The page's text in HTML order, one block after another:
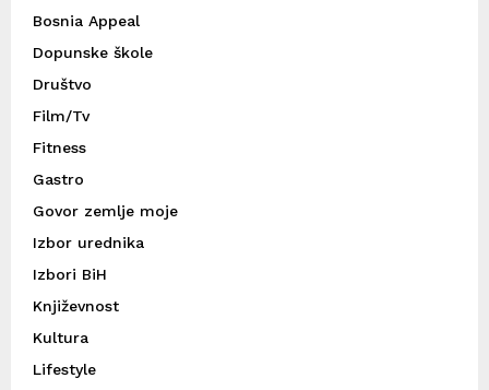
Bosnia Appeal
Dopunske škole
Društvo
Film/Tv
Fitness
Gastro
Govor zemlje moje
Izbor urednika
Izbori BiH
Književnost
Kultura
Lifestyle